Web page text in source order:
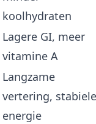
koolhydraten
Lagere GI, meer
vitamine A
Langzame
vertering, stabiele
energie